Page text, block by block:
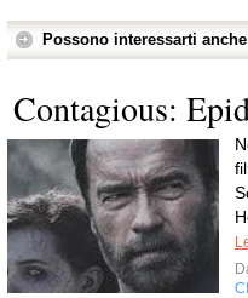
Possono interessarti
Contagious: